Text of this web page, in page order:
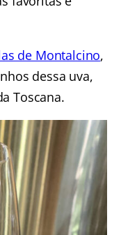
de Montalcino,
dessa uva,
Toscana.